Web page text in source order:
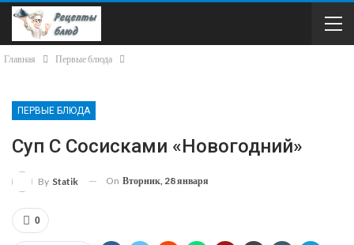
Главная Первые блюда
ПЕРВЫЕ БЛЮДА
Суп С Сосисками «Новогодний»
By Statik On Вторник, 28 января
0